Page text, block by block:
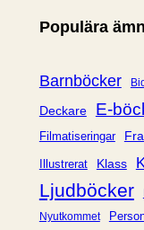
g
r
i
Populära
Barnböcker
Deckare E-
Filmatiseringar
Illustrerat Klass
Ljudböcker
Nyutkommet